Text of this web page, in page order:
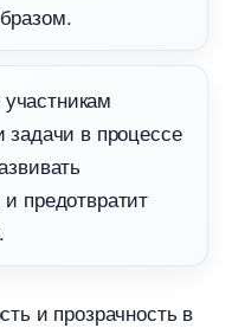
в процессе
предотвратит
и прозрачность